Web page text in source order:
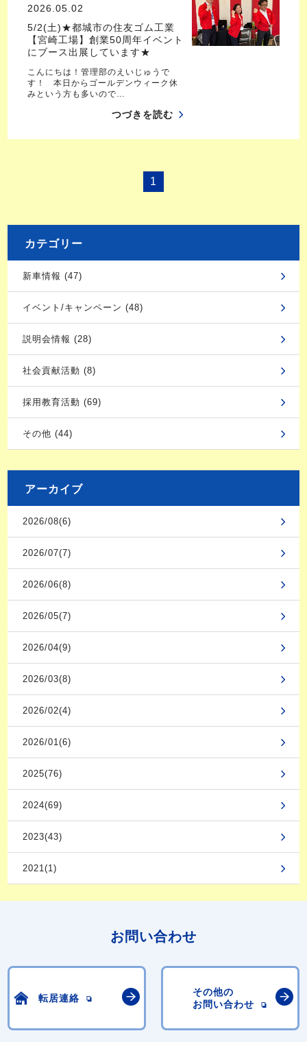
2026.05.02
5/2(土)★都城市の住友ゴム工業
【宮崎工場】創業50周年イベント
にブース出展しています★
こんにちは！管理部のえいじゅうで
す！ 本日からゴールデンウィーク休
みという方も多いので…
つづきを読む
1
カテゴリー
新車情報 (47)
イベント/キャンペーン (48)
説明会情報 (28)
社会貢献活動 (8)
採用教育活動 (69)
その他 (44)
アーカイブ
2026/08(6)
2026/07(7)
2026/06(8)
2026/05(7)
2026/04(9)
2026/03(8)
2026/02(4)
2026/01(6)
2025(76)
2024(69)
2023(43)
2021(1)
お問い合わせ
転居連絡
その他の
お問い合わせ